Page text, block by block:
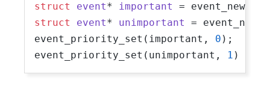
struct
event* important =
struct
event* unimportant =
event_priority_set(important, 0 );
event_priority_set(unimportant,
1